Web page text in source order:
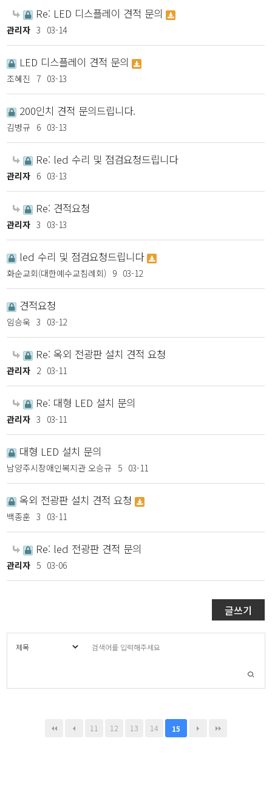
Re: LED 디스플레이 견적 문의
관리자 3 03-14
LED 디스플레이 견적 문의
조혜진 7 03-13
200인치 견적 문의드립니다.
김병규 6 03-13
Re: led 수리 및 점검요청드립니다
관리자 6 03-13
Re: 견적요청
관리자 3 03-13
led 수리 및 점검요청드립니다
화순교회(대한예수교침례회) 9 03-12
견적요청
임승욱 3 03-12
Re: 옥외 전광판 설치 견적 요청
관리자 2 03-11
Re: 대형 LED 설치 문의
관리자 3 03-11
대형 LED 설치 문의
남양주시장애인복지관 오승규 5 03-11
옥외 전광판 설치 견적 요청
백종훈 3 03-11
Re: led 전광판 견적 문의
관리자 5 03-06
글쓰기
11 12 13 14 15